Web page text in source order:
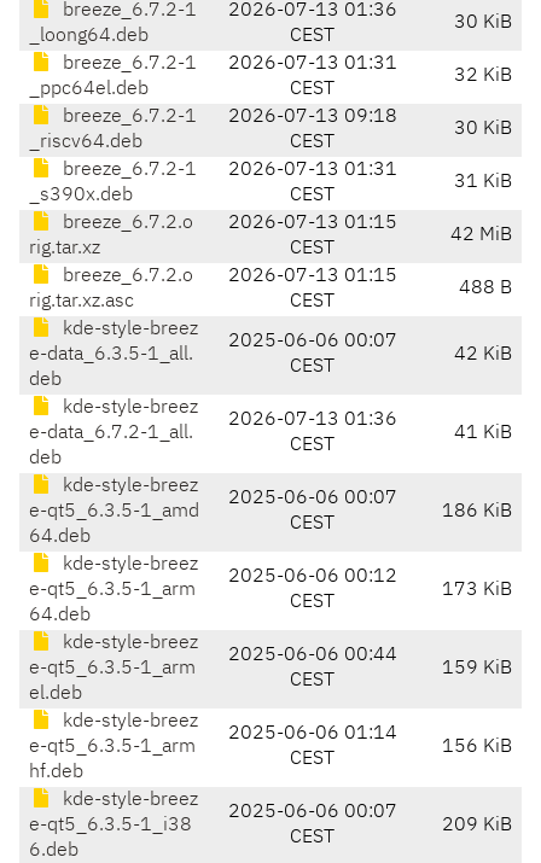
breeze_6.7.2-1
_loong64.deb
2026-07-13 01:36
CEST
30 KiB
breeze_6.7.2-1
_ppc64el.deb
2026-07-13 01:31
CEST
32 KiB
breeze_6.7.2-1
_riscv64.deb
2026-07-13 09:18
CEST
30 KiB
breeze_6.7.2-1
_s390x.deb
2026-07-13 01:31
CEST
31 KiB
breeze_6.7.2.o
rig.tar.xz
2026-07-13 01:15
CEST
42 MiB
breeze_6.7.2.o
rig.tar.xz.asc
2026-07-13 01:15
CEST
488 B
kde-style-breez
e-data_6.3.5-1_all.
deb
2025-06-06 00:07
CEST
42 KiB
kde-style-breez
e-data_6.7.2-1_all.
deb
2026-07-13 01:36
CEST
41 KiB
kde-style-breez
e-qt5_6.3.5-1_amd
64.deb
2025-06-06 00:07
CEST
186 KiB
kde-style-breez
e-qt5_6.3.5-1_arm
64.deb
2025-06-06 00:12
CEST
173 KiB
kde-style-breez
e-qt5_6.3.5-1_arm
el.deb
2025-06-06 00:44
CEST
159 KiB
kde-style-breez
e-qt5_6.3.5-1_arm
hf.deb
2025-06-06 01:14
CEST
156 KiB
kde-style-breez
e-qt5_6.3.5-1_i38
6.deb
2025-06-06 00:07
CEST
209 KiB